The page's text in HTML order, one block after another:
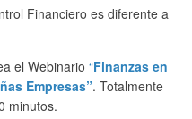
Financiero es diferente a
el Webinario “Finanzas en
Empresas”. Totalmente
minutos.